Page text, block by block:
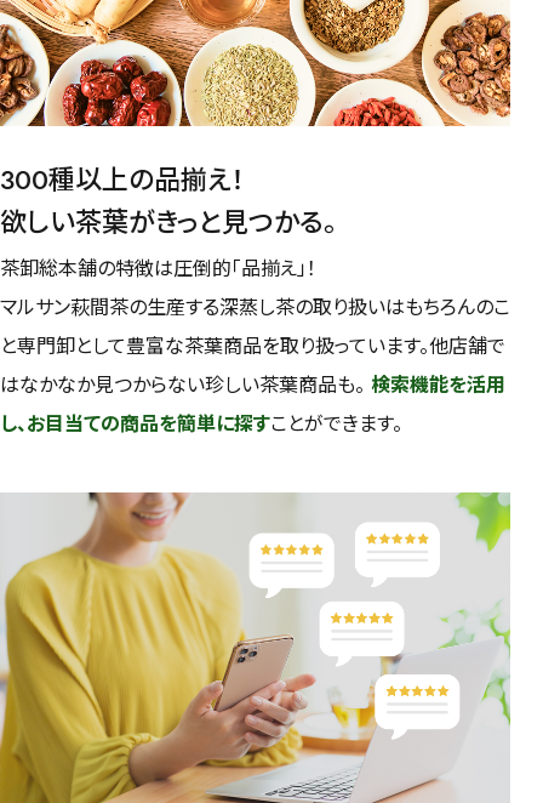
予算・価格で探す
〜 円
健康茶 ハーブティー
紅茶
容量を選択
50g 100g 500g 1000g
300種以上の品揃え！
欲しい茶葉がきっと見つかる。
茶卸総本舗の特徴は圧倒的「品揃え」！
マルサン萩間茶の生産する深蒸し茶の取り扱いはもちろんのこ
と専門卸として豊富な茶葉商品を取り扱っています。他店舗で
はなかなか見つからない珍しい茶葉商品も。 検索機能を活用
し、お目当ての商品を簡単に探すことができます。